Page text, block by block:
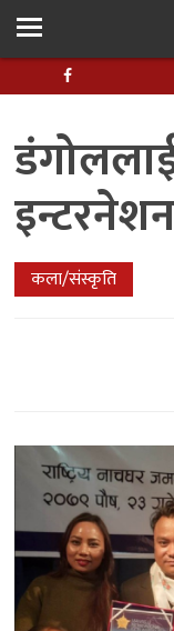
कला/संस्कृति